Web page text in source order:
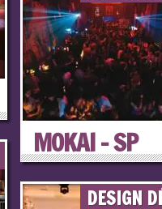
MOKAI – SP
DESIGN